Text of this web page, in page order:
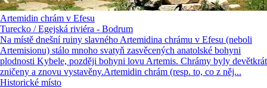
Artemidin chrám v Efesu
Turecko / Egejská riviéra - Bodrum
Na místě dnešní ruiny slavného Artemidina chrámu v Efesu (neboli
Artemisionu) stálo mnoho svatyň zasvěcených anatolské bohyni
plodnosti Kybele, později bohyni lovu Artemis. Chrámy byly devětkrát
zničeny a znovu vystavěny.Artemidin chrám (resp. to, co z něj...
Historické místo